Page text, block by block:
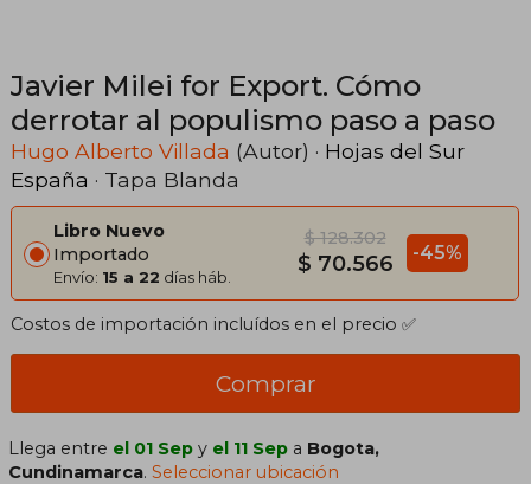
Javier Milei for Export. Cómo
derrotar al populismo paso a paso
Hugo Alberto Villada (Autor) · Hojas del Sur
España · Tapa Blanda
Libro Nuevo
Importado
Envío: 15 a 22 días háb.
$ 128.302
$ 70.566 -45%
Costos de importación incluídos en el precio ✅
Comprar
Llega entre el 01 Sep y el 11 Sep a Bogota,
Cundinamarca.Seleccionar ubicación